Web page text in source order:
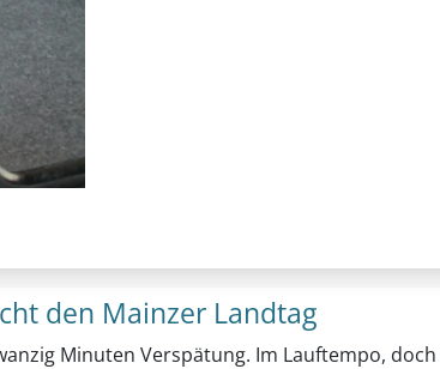
den Mainzer Landtag
Minuten Verspätung. Im Lauftempo, doch